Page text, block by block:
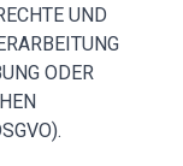
UND
ODER